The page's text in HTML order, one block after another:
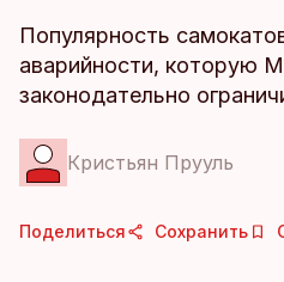
Популярность
аварийности, которую
законодательно
Кристьян Прууль
Поделиться Сохранить